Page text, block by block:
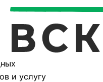
и услугу